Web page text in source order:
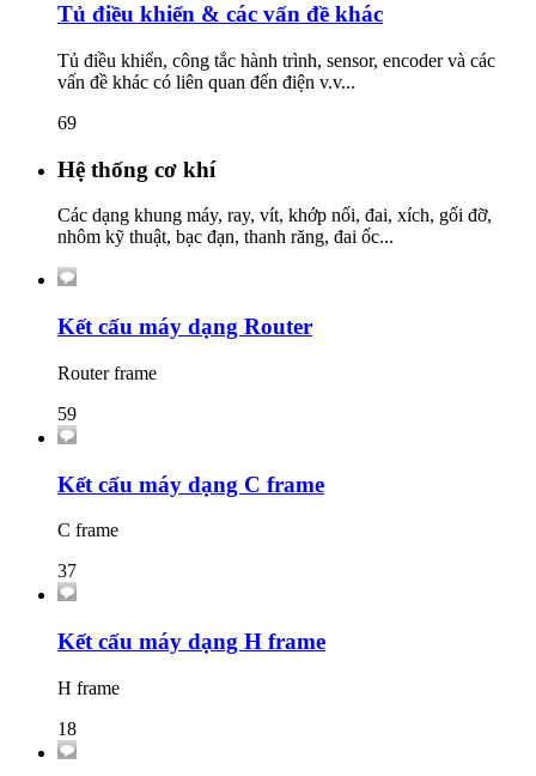
Tủ điều khiển & các vấn đề khác
Tủ điều khiển, công tắc hành trình, sensor, encoder và các
vấn đề khác có liên quan đến điện v.v...
69
Hệ thống cơ khí
Các dạng khung máy, ray, vít, khớp nối, đai, xích, gối đỡ,
nhôm kỹ thuật, bạc đạn, thanh răng, đai ốc...
Kết cấu máy dạng Router
Router frame
59
Kết cấu máy dạng C frame
C frame
37
Kết cấu máy dạng H frame
H frame
18